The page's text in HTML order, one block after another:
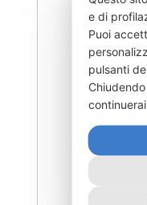
e di
Puoi
pulsanti